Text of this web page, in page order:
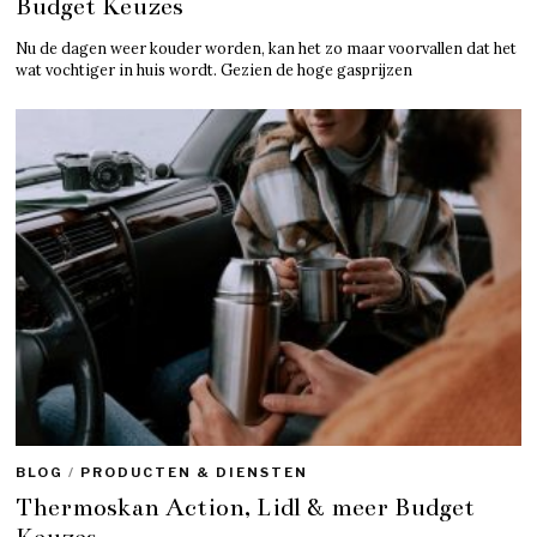
Budget Keuzes
Nu de dagen weer kouder worden, kan het zo maar voorvallen dat het
wat vochtiger in huis wordt. Gezien de hoge gasprijzen
BLOG / PRODUCTEN & DIENSTEN
Thermoskan Action, Lidl & meer Budget